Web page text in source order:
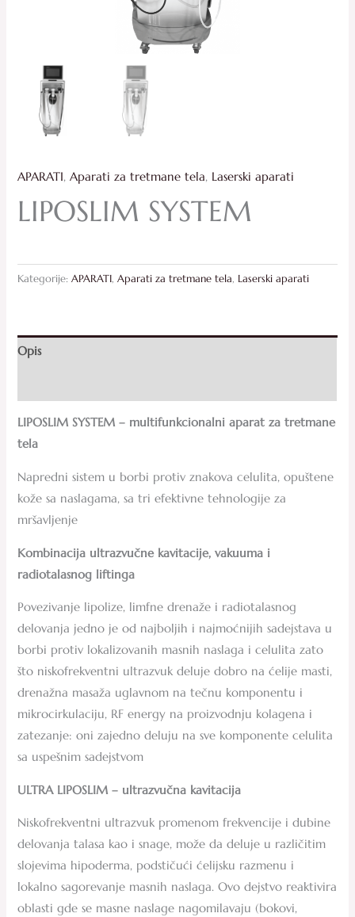
APARATI,Aparati za tretmane tela, Laserski aparati
LIPOSLIM SYSTEM
Kategorije:APARATI,Aparati za tretmane tela, Laserski aparati
Opis
LIPOSLIM SYSTEM – multifunkcionalni aparat za tretmane
tela
Napredni sistem u borbi protiv znakova celulita, opuštene
kože sa naslagama, sa tri efektivne tehnologije za
mršavljenje
Kombinacija ultrazvučne kavitacije, vakuuma i
radiotalasnog liftinga
Povezivanje lipolize, limfne drenaže i radiotalasnog
delovanja jedno je od najboljih i najmoćnijih sadejstava u
borbi protiv lokalizovanih masnih naslaga i celulita zato
što niskofrekventni ultrazvuk deluje dobro na ćelije masti,
drenažna masaža uglavnom na tečnu komponentu i
mikrocirkulaciju, RF energy na proizvodnju kolagena i
zatezanje: oni zajedno deluju na sve komponente celulita
sa uspešnim sadejstvom
ULTRA LIPOSLIM – ultrazvučna kavitacija
Niskofrekventni ultrazvuk promenom frekvencije i dubine
delovanja talasa kao i snage, može da deluje u različitim
slojevima hipoderma, podstičući ćelijsku razmenu i
lokalno sagorevanje masnih naslaga. Ovo dejstvo reaktivira
oblasti gde se masne naslage nagomilavaju (bokovi,